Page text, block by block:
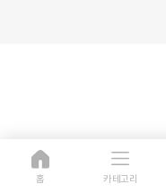
홈 카테고리